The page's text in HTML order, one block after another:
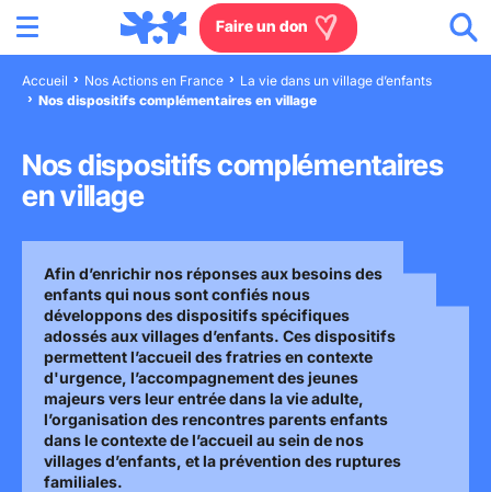
Aller à la recherche
Aller au pied de page
Faire un don
Nous connaître
Actions en France
Agissez à nos côtés
Actualités
Rejoignez-nous
Les villages d'enfants
Accueil Nos Actions en France
La vie dans un village d’enfants
Nos dispositifs complémentaires en village
Nos dispositifs complémentaires
en village
Afin d’enrichir nos réponses aux besoins des
enfants qui nous sont confiés nous
développons des dispositifs spécifiques
adossés aux villages d’enfants. Ces dispositifs
permettent l’accueil des fratries en contexte
d'urgence, l’accompagnement des jeunes
majeurs vers leur entrée dans la vie adulte,
l’organisation des rencontres parents enfants
dans le contexte de l’accueil au sein de nos
villages d’enfants, et la prévention des ruptures
familiales.